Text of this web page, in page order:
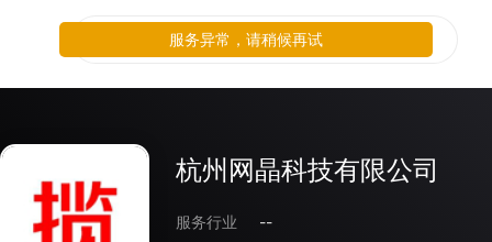
杭州网晶科技有限公司
服务行业
--
服务异常，请稍候再试